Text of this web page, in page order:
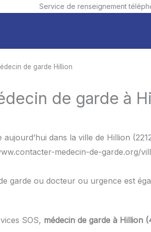
Service de renseignement
de garde Hillion
de garde à
dans la ville de Hillion
medecin-de-garde.org/
garde ou docteur ou urgence est
SOS, médecin de garde à Hillion